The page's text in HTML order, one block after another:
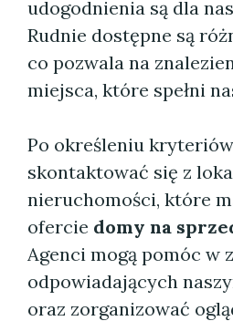
udogodnienia są dla
Rudnie dostępne są
co pozwala na
miejsca, które spełni
Po określeniu
skontaktować się z
nieruchomości, które
ofercie domy na
Agenci mogą pomóc w
odpowiadających
oraz zorganizować